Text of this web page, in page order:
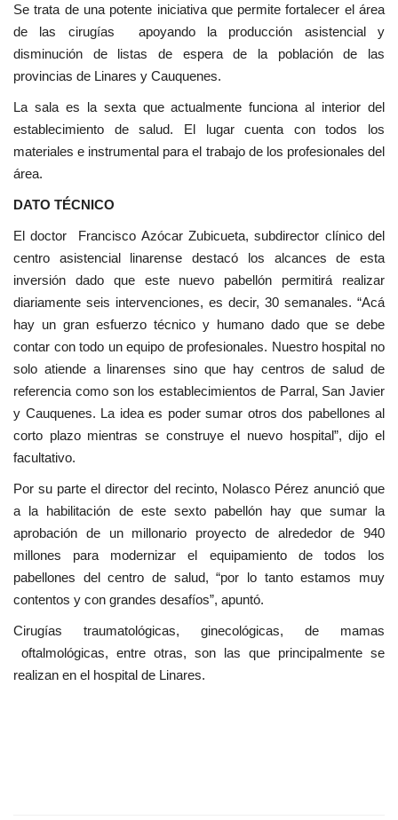
Se trata de una potente iniciativa que permite fortalecer el área
de las cirugías apoyando la producción asistencial y
disminución de listas de espera de la población de las
provincias de Linares y Cauquenes.
La sala es la sexta que actualmente funciona al interior del
establecimiento de salud. El lugar cuenta con todos los
materiales e instrumental para el trabajo de los profesionales del
área.
DATO TÉCNICO
El doctor Francisco Azócar Zubicueta, subdirector clínico del
centro asistencial linarense destacó los alcances de esta
inversión dado que este nuevo pabellón permitirá realizar
diariamente seis intervenciones, es decir, 30 semanales. “Acá
hay un gran esfuerzo técnico y humano dado que se debe
contar con todo un equipo de profesionales. Nuestro hospital no
solo atiende a linarenses sino que hay centros de salud de
referencia como son los establecimientos de Parral, San Javier
y Cauquenes. La idea es poder sumar otros dos pabellones al
corto plazo mientras se construye el nuevo hospital”, dijo el
facultativo.
Por su parte el director del recinto, Nolasco Pérez anunció que
a la habilitación de este sexto pabellón hay que sumar la
aprobación de un millonario proyecto de alrededor de 940
millones para modernizar el equipamiento de todos los
pabellones del centro de salud, “por lo tanto estamos muy
contentos y con grandes desafíos”, apuntó.
Cirugías traumatológicas, ginecológicas, de mamas
oftalmológicas, entre otras, son las que principalmente se
realizan en el hospital de Linares.